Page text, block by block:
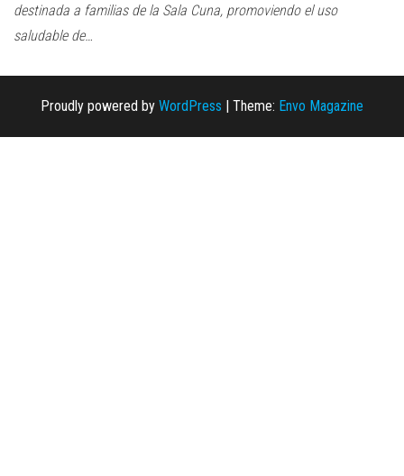
destinada a familias de la Sala Cuna, promoviendo el uso
saludable de…
Proudly powered by WordPress | Theme: Envo Magazine